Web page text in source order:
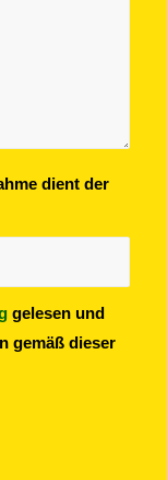
dient der
gelesen und
gemäß dieser